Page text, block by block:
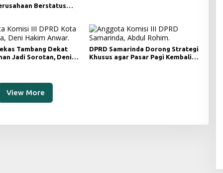
Berstatus
Tambang Dekat
Jadi Sorotan, Deni
DPRD Samarinda Dorong Strategi
Khusus agar Pasar Pagi Kembali
View More